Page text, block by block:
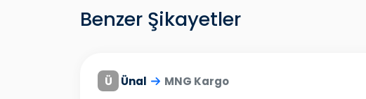
Benzer Şikayetler
Ü Ünal MNG Kargo